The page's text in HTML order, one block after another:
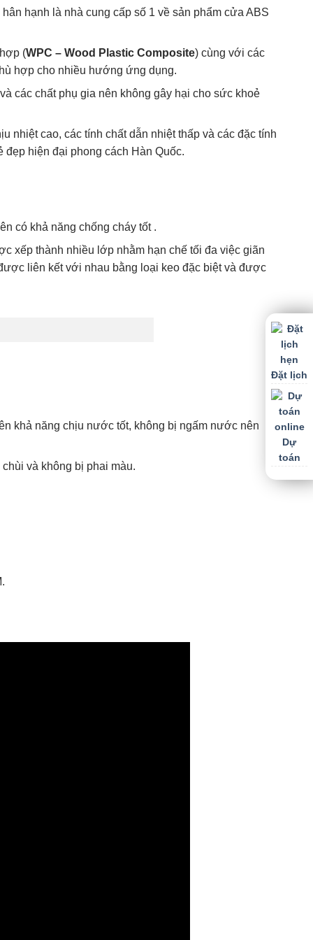
hạnh là nhà cung cấp số 1 về sản phẩm cửa ABS
(WPC – Wood Plastic Composite) cùng với các
hợp cho nhiều hướng ứng dụng.
các chất phụ gia nên không gây hại cho sức khoẻ
nhiệt cao, các tính chất dẫn nhiệt thấp và các đặc tính
hiện đại phong cách Hàn Quốc.
có khả năng chống cháy tốt .
xếp thành nhiều lớp nhằm hạn chế tối đa việc giãn
liên kết với nhau bằng loại keo đặc biệt và được
khả năng chịu nước tốt, không bị ngấm nước nên
và không bị phai màu.
Đặt lịch
Dự
toán